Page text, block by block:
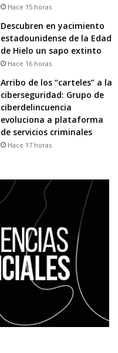
Hace 15 horas
Descubren en yacimiento
estadounidense de la Edad
de Hielo un sapo extinto
Hace 16 horas
Arribo de los “carteles” a la
ciberseguridad: Grupo de
ciberdelincuencia
evoluciona a plataforma
de servicios criminales
Hace 17 horas